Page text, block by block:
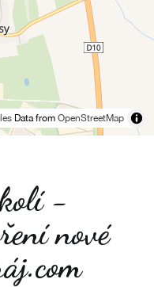
Data from OpenStreetMap
-
nové